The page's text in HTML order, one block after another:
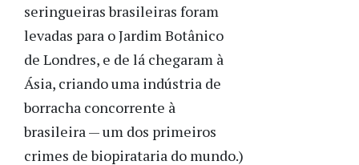
seringueiras brasileiras foram
levadas para o Jardim Botânico
de Londres, e de lá chegaram à
Ásia, criando uma indústria de
borracha concorrente à
brasileira — um dos primeiros
crimes de biopirataria do mundo.)